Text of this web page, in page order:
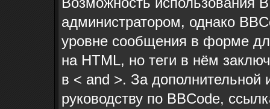
администратором, однако
уровне сообщения в форме
на HTML, но теги в нём
в < and >. За дополнительной
руководству по BBCode,